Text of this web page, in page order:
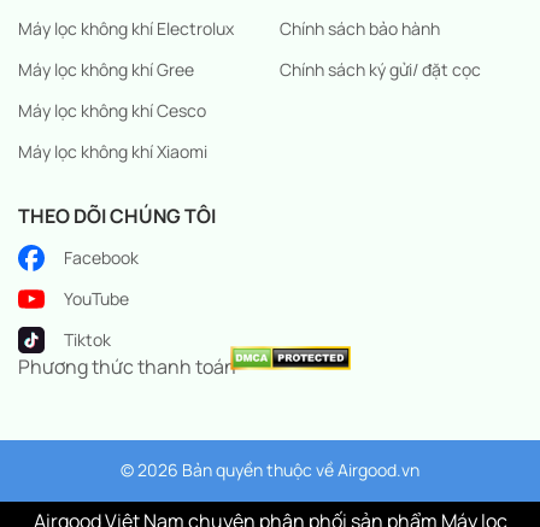
Máy lọc không khí Electrolux
Máy lọc không khí Gree
Máy lọc không khí Cesco
Máy lọc không khí Xiaomi
Chính sách bảo hành
Chính sách ký gửi/ đặt cọc
THEO DÕI CHÚNG TÔI
Facebook
YouTube
Tiktok
Phương thức thanh toán
© 2026 Bản quyền thuộc vềAirgood.vn
Airgood Việt Nam chuyên phân phối sản phẩm Máy lọc